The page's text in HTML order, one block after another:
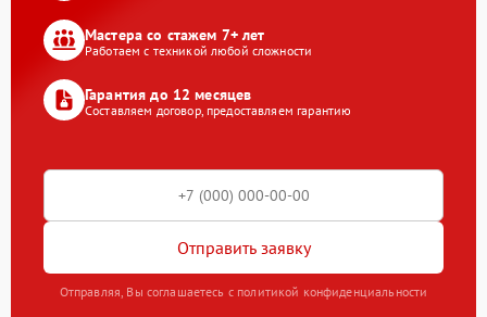
Мастера со стажем 7+ лет
Работаем с техникой любой сложности
Гарантия до 12 месяцев
Составляем договор, предоставляем гарантию
Отправить заявку
Отправляя, Вы соглашаетесь с политикой конфиденциальности